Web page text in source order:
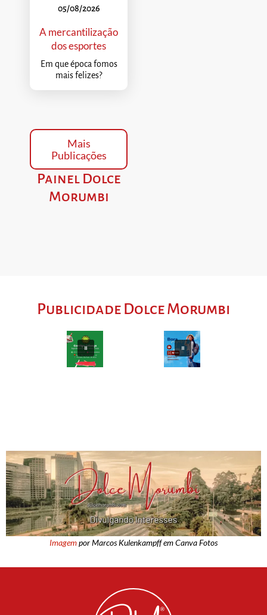
05/08/2026
A mercantilização
dos esportes
Em que época fomos
mais felizes?
Mais
Publicações
Painel Dolce
Morumbi
Publicidade Dolce Morumbi
Imagempor Marcos Kulenkampff em Canva Fotos